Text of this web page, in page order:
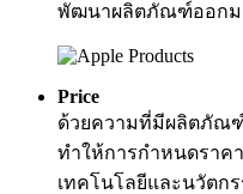
พัฒนาผลิตภัณฑ์ออกม
Price
ด้วยความที่มีผลิตภัณฑ์
ทำให้การกำหนดราค
เทคโนโลยีและนวัต